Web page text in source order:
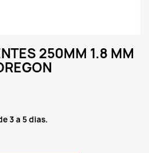
250MM 1.8 MM
3 a 5 dias.